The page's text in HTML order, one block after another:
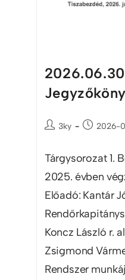
3ky 2026-
Tárgysorozat 1.
2025. évben
Előadó: Kantár
Koncz László r.
Zsigmond
Rendszer